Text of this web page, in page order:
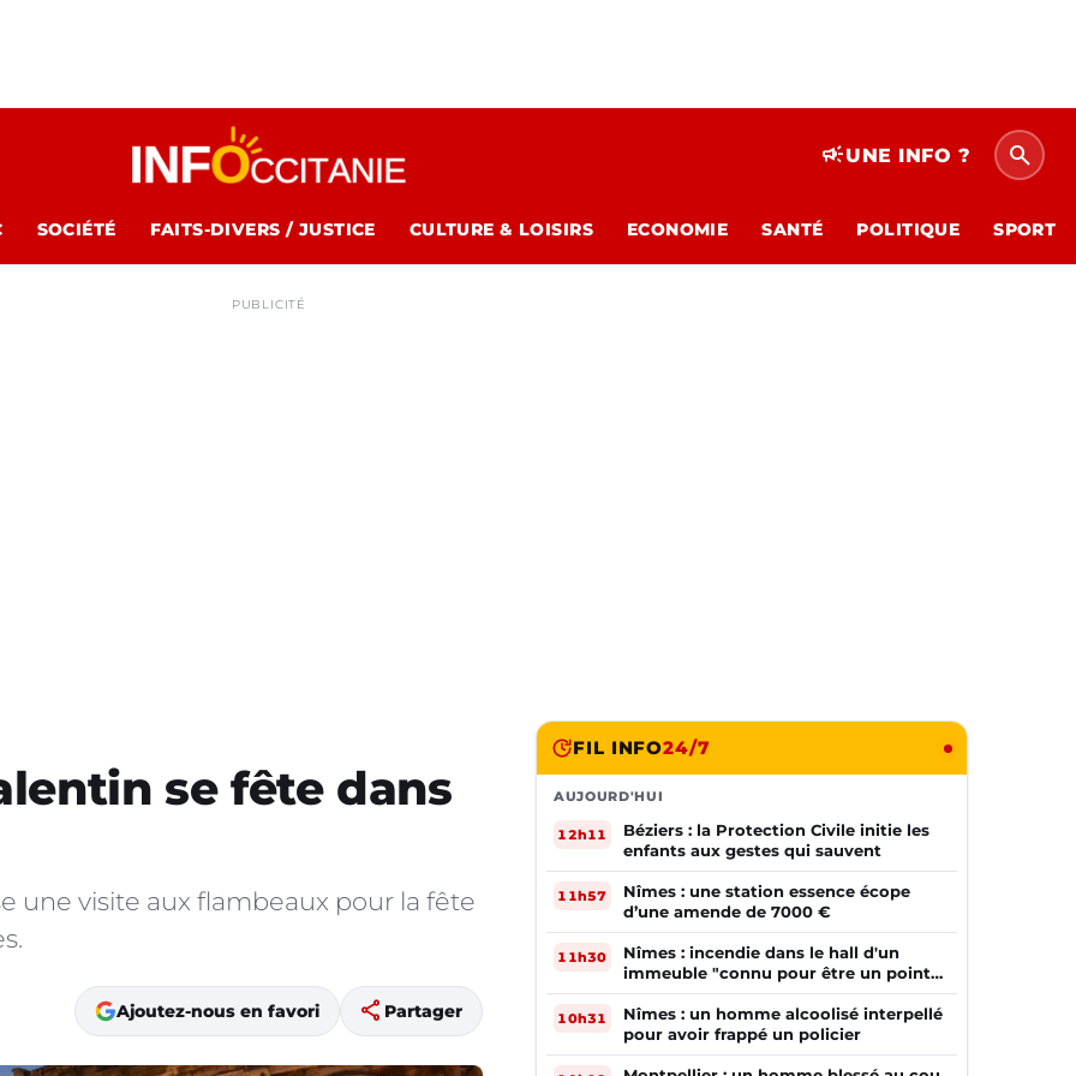
campaignUNE INFO ? search
SOCIÉTÉ FAITS-DIVERS / JUSTICE CULTURE & LOISIRS ECONOMIE SANTÉ POLITIQUE SPORT
PUBLICITÉ
se fête dans
une visite aux flambeaux pour la fête
Ajoutez-nous en favori share Partager
FIL INFO24/7
AUJOURD'HUI
12h11
Béziers : la Protection Civile initie les
enfants aux gestes qui sauvent
11h57
Nîmes : une station essence écope
d’une amende de 7000 €
11h30
Nîmes : incendie dans le hall d'un
immeuble "connu pour être un point
de deal"
10h31
Nîmes : un homme alcoolisé interpellé
pour avoir frappé un policier